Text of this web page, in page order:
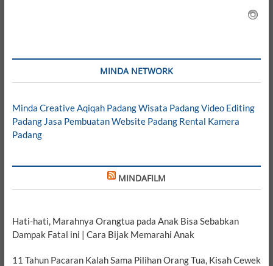
MINDA NETWORK
Minda Creative Aqiqah PadangWisata PadangVideo Editing
Padang Jasa Pembuatan Website Padang Rental Kamera
Padang
MINDAFILM
Hati-hati, Marahnya Orangtua pada Anak Bisa Sebabkan
Dampak Fatal ini | Cara Bijak Memarahi Anak
11 Tahun Pacaran Kalah Sama Pilihan Orang Tua, Kisah Cewek